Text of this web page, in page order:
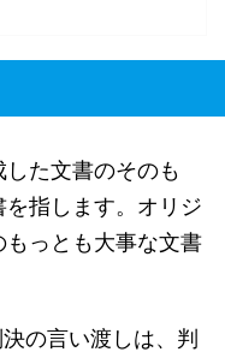
た文書のそのも
指します。オリジ
っとも大事な文書
の言い渡しは、判